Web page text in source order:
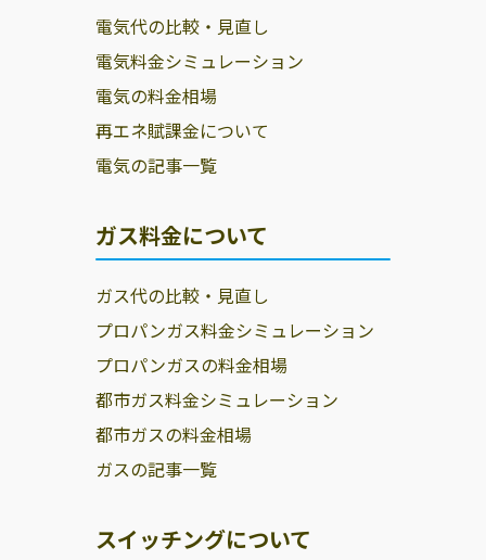
電気代の比較・見直し
電気料金シミュレーション
電気の料金相場
再エネ賦課金について
電気の記事一覧
ガス料金について
ガス代の比較・見直し
プロパンガス料金シミュレーション
プロパンガスの料金相場
都市ガス料金シミュレーション
都市ガスの料金相場
ガスの記事一覧
スイッチングについて